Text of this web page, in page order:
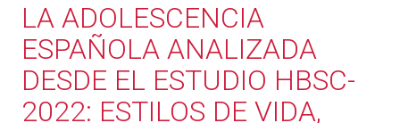
LA ADOLESCENCIA
ESPAÑOLA ANALIZADA
DESDE EL ESTUDIO HBSC-
2022: ESTILOS DE VIDA,